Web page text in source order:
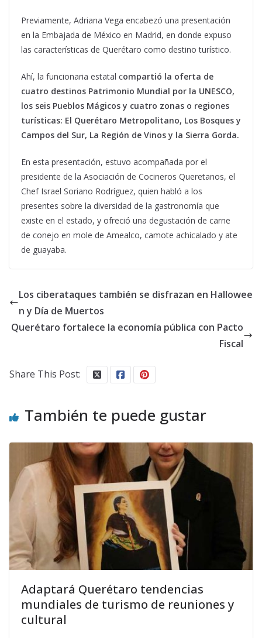
Previamente, Adriana Vega encabezó una presentación
en la Embajada de México en Madrid, en donde expuso
las características de Querétaro como destino turístico.
Ahí, la funcionaria estatal compartió la oferta de
cuatro destinos Patrimonio Mundial por la UNESCO,
los seis Pueblos Mágicos y cuatro zonas o regiones
turísticas: El Querétaro Metropolitano, Los Bosques y
Campos del Sur, La Región de Vinos y la Sierra Gorda.
En esta presentación, estuvo acompañada por el
presidente de la Asociación de Cocineros Queretanos, el
Chef Israel Soriano Rodríguez, quien habló a los
presentes sobre la diversidad de la gastronomía que
existe en el estado, y ofreció una degustación de carne
de conejo en mole de Amealco, camote achicalado y ate
de guayaba.
Los ciberataques también se disfrazan en Hallowee
n y Día de Muertos
Querétaro fortalece la economía pública con Pacto
Fiscal
Share This Post:
También te puede gustar
Adaptará Querétaro tendencias
mundiales de turismo de reuniones y
cultural